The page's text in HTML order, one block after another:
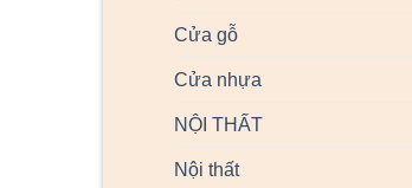
Cửa gỗ
Cửa nhựa
NỘI THẤT
Nội thất